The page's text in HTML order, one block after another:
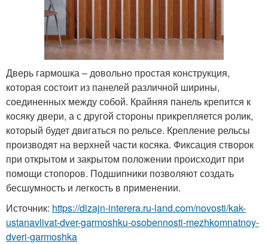
Дверь гармошка – довольно простая конструкция,
которая состоит из панелей различной ширины,
соединенных между собой. Крайняя панель крепится к
косяку двери, а с другой стороны прикрепляется ролик,
который будет двигаться по рельсе. Крепление рельсы
производят на верхней части косяка. Фиксация створок
при открытом и закрытом положении происходит при
помощи стопоров. Подшипники позволяют создать
бесшумность и легкость в применении.
Источник: https://dizajn-interera.ru-land.com/novosti/kak-
ustanavlivat-dver-garmoshku-osobennosti-mezhkomnatnoy-
dveri-garmoshka